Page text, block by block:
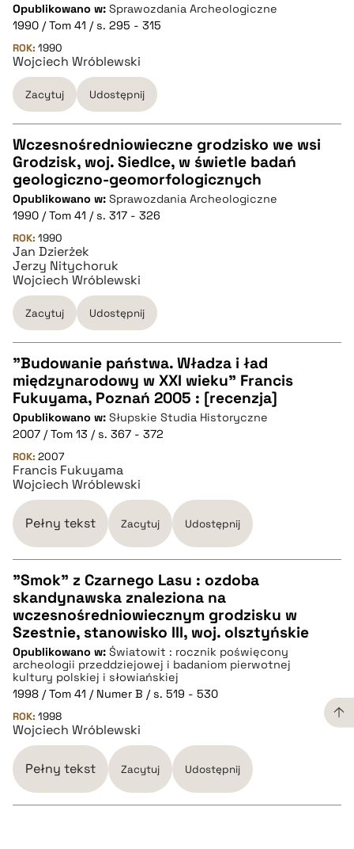
pobierz cytat
BIBTEX
pobierz cytat
Opublikowano w: Sprawozdania Archeologiczne
1990 / Tom 41 / s. 295 - 315
ROK: 1990
Wojciech Wróblewski
Zacytuj Udostępnij
CZYSTY TEKST
pobierz cytat
BIBTEX
pobierz cytat
Wczesnośredniowieczne grodzisko we wsi
Grodzisk, woj. Siedlce, w świetle badań
geologiczno-geomorfologicznych
Opublikowano w: Sprawozdania Archeologiczne
1990 / Tom 41 / s. 317 - 326
ROK: 1990
Jan Dzierżek
Jerzy Nitychoruk
Wojciech Wróblewski
Zacytuj Udostępnij
CZYSTY TEKST
pobierz cytat
BIBTEX
pobierz cytat
"Budowanie państwa. Władza i ład
międzynarodowy w XXI wieku" Francis
Fukuyama, Poznań 2005 : [recenzja]
Opublikowano w: Słupskie Studia Historyczne
2007 / Tom 13 / s. 367 - 372
ROK: 2007
Francis Fukuyama
Wojciech Wróblewski
Pełny tekst Zacytuj Udostępnij
CZYSTY TEKST
pobierz cytat
BIBTEX
pobierz cytat
"Smok" z Czarnego Lasu : ozdoba
skandynawska znaleziona na
wczesnośredniowiecznym grodzisku w
Szestnie, stanowisko III, woj. olsztyńskie
Opublikowano w: Światowit : rocznik poświęcony
archeologii przeddziejowej i badaniom pierwotnej
kultury polskiej i słowiańskiej
1998 / Tom 41 / Numer B / s. 519 - 530
ROK: 1998
Wojciech Wróblewski
Pełny tekst Zacytuj Udostępnij